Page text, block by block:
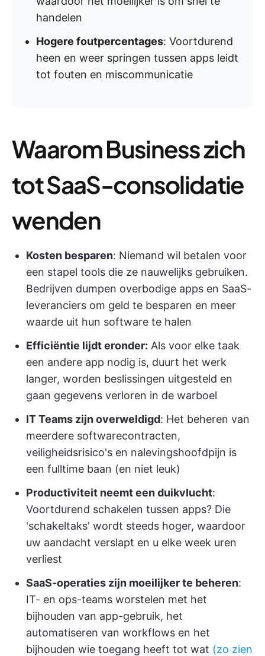
handelen
Hogere foutpercentages: Voortdurend
heen en weer springen tussen apps leidt
tot fouten en miscommunicatie
Waarom Business zich
tot SaaS-consolidatie
wenden
Kosten besparen: Niemand wil betalen voor
een stapel tools die ze nauwelijks gebruiken.
Bedrijven dumpen overbodige apps en SaaS-
leveranciers om geld te besparen en meer
waarde uit hun software te halen
Efficiëntie lijdt eronder: Als voor elke taak
een andere app nodig is, duurt het werk
langer, worden beslissingen uitgesteld en
gaan gegevens verloren in de warboel
IT Teams zijn overweldigd: Het beheren van
meerdere softwarecontracten,
veiligheidsrisico's en nalevingshoofdpijn is
een fulltime baan (en niet leuk)
Productiviteit neemt een duikvlucht:
Voortdurend schakelen tussen apps? Die
'schakeltaks' wordt steeds hoger, waardoor
uw aandacht verslapt en u elke week uren
verliest
SaaS-operaties zijn moeilijker te beheren:
IT- en ops-teams worstelen met het
bijhouden van app-gebruik, het
automatiseren van workflows en het
bijhouden wie toegang heeft tot wat (zo zien